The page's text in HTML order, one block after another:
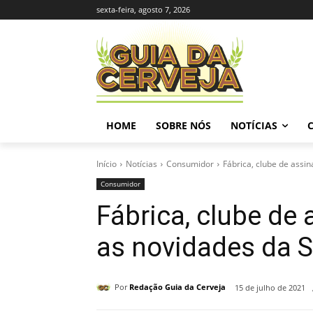
sexta-feira, agosto 7, 2026
HOME SOBRE NÓS NOTÍCIAS
Início Notícias Consumidor Fábrica, clube de
Consumidor
Fábrica, clube
as novidades da
Por Redação Guia da Cerveja 15 de julho de 2021